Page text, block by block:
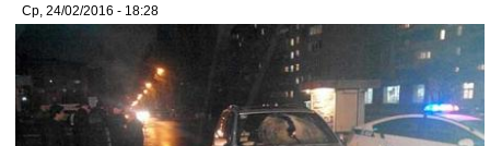
Ср, 24/02/2016 - 18:28